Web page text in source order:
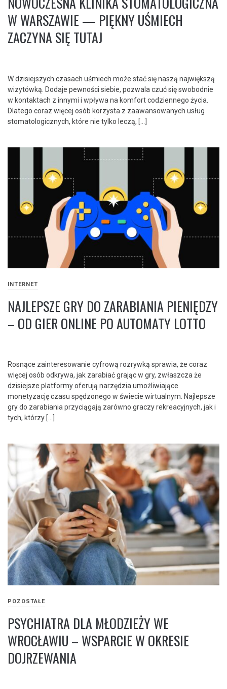
W WARSZAWIE — PIĘKNY UŚMIECH
ZACZYNA SIĘ TUTAJ
W dzisiejszych czasach uśmiech może stać się naszą największą
wizytówką. Dodaje pewności siebie, pozwala czuć się swobodnie
w kontaktach z innymi i wpływa na komfort codziennego życia.
Dlatego coraz więcej osób korzysta z zaawansowanych usług
stomatologicznych, które nie tylko leczą, […]
INTERNET
NAJLEPSZE GRY DO ZARABIANIA PIENIĘDZY
– OD GIER ONLINE PO AUTOMATY LOTTO
Rosnące zainteresowanie cyfrową rozrywką sprawia, że coraz
więcej osób odkrywa, jak zarabiać grając w gry, zwłaszcza że
dzisiejsze platformy oferują narzędzia umożliwiające
monetyzację czasu spędzonego w świecie wirtualnym. Najlepsze
gry do zarabiania przyciągają zarówno graczy rekreacyjnych, jak i
tych, którzy […]
POZOSTAŁE
PSYCHIATRA DLA MŁODZIEŻY WE
WROCŁAWIU – WSPARCIE W OKRESIE
DOJRZEWANIA